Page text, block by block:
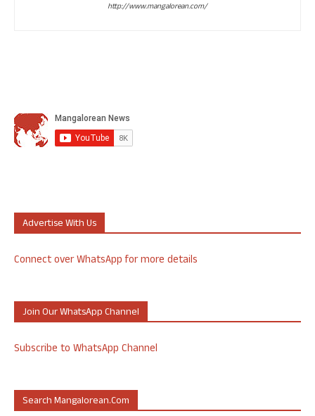
http://www.mangalorean.com/
Advertise With Us
Connect over WhatsApp for more details
Join Our WhatsApp Channel
Subscribe to WhatsApp Channel
Search Mangalorean.com